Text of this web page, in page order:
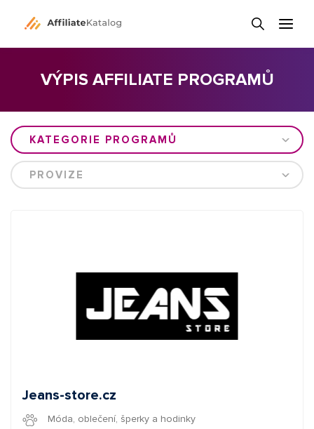
VÝPIS AFFILIATE PROGRAMŮ
KATEGORIE PROGRAMŮ
PROVIZE
Jeans-store.cz
Móda, oblečení, šperky a hodinky